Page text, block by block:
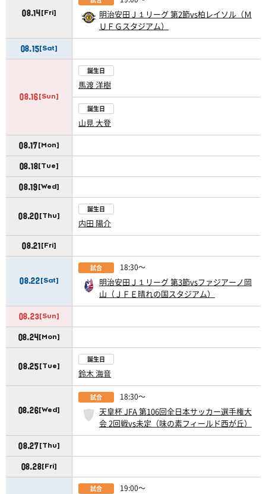
08.14 [Fri]
明治安田Ｊ１リーグ 第2節vs柏レイソル（Ｍ
ＵＦＧスタジアム）
08.15[Sat]
08.16[Sun]
誕生日
馬渡 洋樹
誕生日
山見 大登
08.17[Mon]
08.18[Tue]
08.19[Wed]
08.20[Thu]
誕生日
内田 陽介
08.21[Fri]
08.22[Sat]
試合 18:30〜
明治安田Ｊ１リーグ 第3節vsファジアーノ岡
山（ＪＦＥ晴れの国スタジアム）
08.23[Sun]
08.24 [Mon]
08.25[Tue]
誕生日
鈴木 海音
08.26[Wed]
試合 18:30〜
天皇杯 JFA 第106回全日本サッカー選手権大
会 2回戦vs未定（味の素フィールド西が丘）
08.27[Thu]
08.28[Fri]
試合 19:00〜